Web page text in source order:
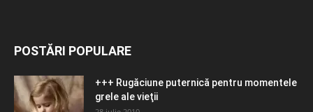
POSTĂRI POPULARE
+++ Rugăciune puternică pentru momentele
grele ale vieţii